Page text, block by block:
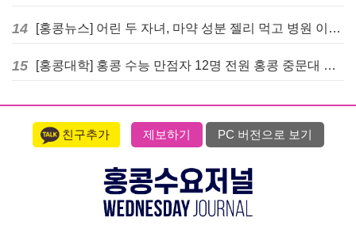
14 [홍콩뉴스] 어린 두 자녀, 마약 성분 젤리 먹고 병원 이송… 어머니와 친척 체포
15 [홍콩대학] 홍콩 수능 만점자 12명 전원 홍콩 중문대 의대 진학
친구추가 제보하기 PC 버전으로 보기